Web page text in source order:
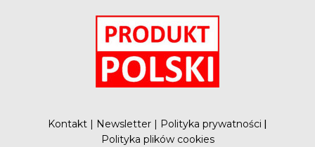
Kontakt Newsletter Polityka prywatności
Polityka plików cookies